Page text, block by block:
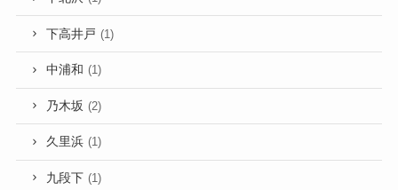
下高井戸 (1)
中浦和 (1)
乃木坂 (2)
久里浜 (1)
九段下 (1)